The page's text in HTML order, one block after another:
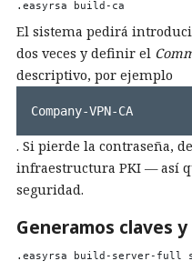
El sistema pedirá
dos veces y definir el
descriptivo, por ejemplo
Company-VPN-CA
. Si pierde la contraseña,
infraestructura PKI — así
seguridad.
Generamos claves